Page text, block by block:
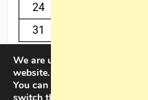
24
31
We are using cookies to give
website.
You can find out more about